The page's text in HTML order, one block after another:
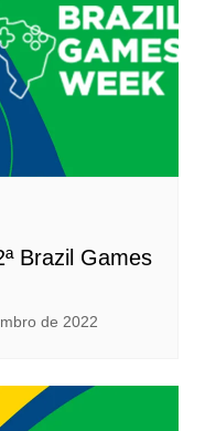
Brazil Games
de 2022